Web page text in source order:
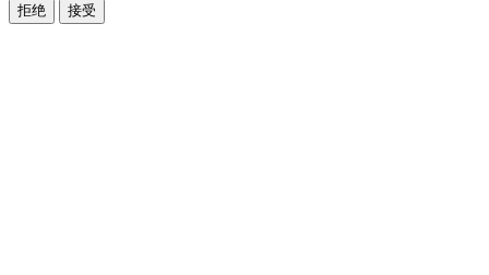
拒绝 接受